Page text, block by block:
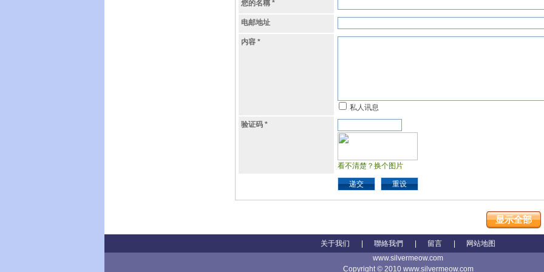
您的名稱 *
电邮地址
内容 *
私人讯息
验证码 *
看不清楚？换个图片
递交 重设
显示全部
关于我们 聯絡我們 留言
网站地图
www.silvermeow.com
Copyright © 2010 www.silvermeow.com